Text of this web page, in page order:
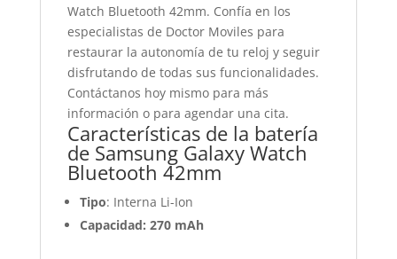
Watch Bluetooth 42mm. Confía en los
especialistas de Doctor Moviles para
restaurar la autonomía de tu reloj y seguir
disfrutando de todas sus funcionalidades.
Contáctanos hoy mismo para más
información o para agendar una cita.
Características de la batería
de Samsung Galaxy Watch
Bluetooth 42mm
Tipo: Interna Li-Ion
Capacidad: 270 mAh